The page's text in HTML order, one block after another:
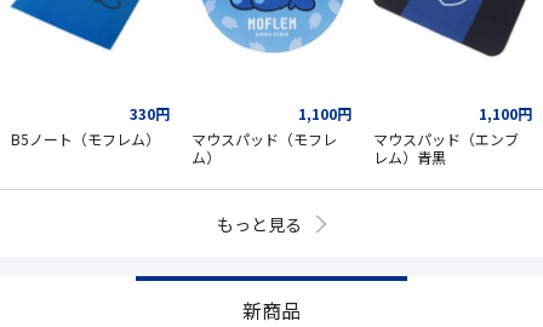
330円
B5ノート（モフレム）
1,100円
マウスパッド（モフレ
ム）
1,100円
マウスパッド（エンブ
レム）青黒
もっと見る
新商品